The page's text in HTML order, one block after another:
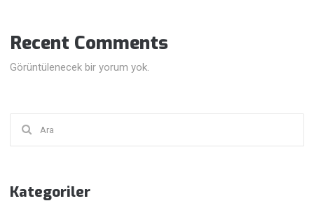
Recent Comments
Görüntülenecek bir yorum yok.
Kategoriler